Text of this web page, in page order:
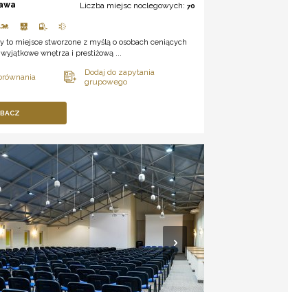
Liczba miejsc noclegowych: 70
to miejsce stworzone z myślą o osobach ceniących
wnętrza i prestiżową ...